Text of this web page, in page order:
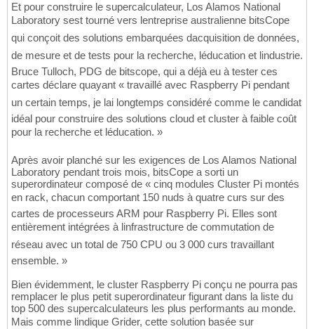
Et pour construire le supercalculateur, Los Alamos National
Laboratory sest tourné vers lentreprise australienne bitsCope
qui conçoit des solutions embarquées dacquisition de données,
de mesure et de tests pour la recherche, léducation et lindustrie.
Bruce Tulloch, PDG de bitscope, qui a déjà eu à tester ces
cartes déclare quayant « travaillé avec Raspberry Pi pendant
un certain temps, je lai longtemps considéré comme le candidat
idéal pour construire des solutions cloud et cluster à faible coût
pour la recherche et léducation. »
Après avoir planché sur les exigences de Los Alamos National
Laboratory pendant trois mois, bitsCope a sorti un
superordinateur composé de « cinq modules Cluster Pi montés
en rack, chacun comportant 150 nuds à quatre curs sur des
cartes de processeurs ARM pour Raspberry Pi. Elles sont
entièrement intégrées à linfrastructure de commutation de
réseau avec un total de 750 CPU ou 3 000 curs travaillant
ensemble. »
Bien évidemment, le cluster Raspberry Pi conçu ne pourra pas
remplacer le plus petit superordinateur figurant dans la liste du
top 500 des supercalculateurs les plus performants au monde.
Mais comme lindique Grider, cette solution basée sur